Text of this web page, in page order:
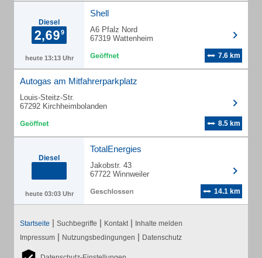
Diesel
heute 13:13 Uhr
Shell
A6 Pfalz Nord
67319 Wattenheim
7.6 km
Autogas am Mitfahrerparkplatz
Louis-Steitz-Str.
67292 Kirchheimbolanden
8.5 km
Diesel
heute 03:03 Uhr
TotalEnergies
Jakobstr. 43
67722 Winnweiler
14.1 km
Startseite | Suchbegriffe | Kontakt | Inhalte melden
Impressum | Nutzungsbedingungen | Datenschutz